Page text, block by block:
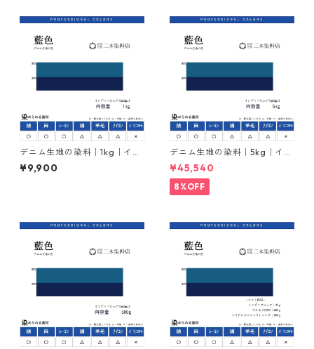
デニム生地の染料｜1kg｜イン
ディゴ｜インジゴ｜indigo｜
化学藍
¥9,900
デニム生地の染料｜5kg｜イン
ディゴ｜インジゴ｜indigo｜
化学藍
¥45,540
8%OFF